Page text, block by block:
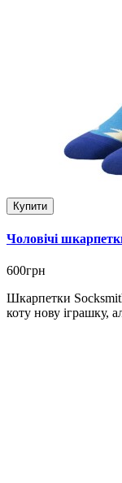
Купити
Чоловічі
600грн
Шкарпетки
коту нову іграшку,